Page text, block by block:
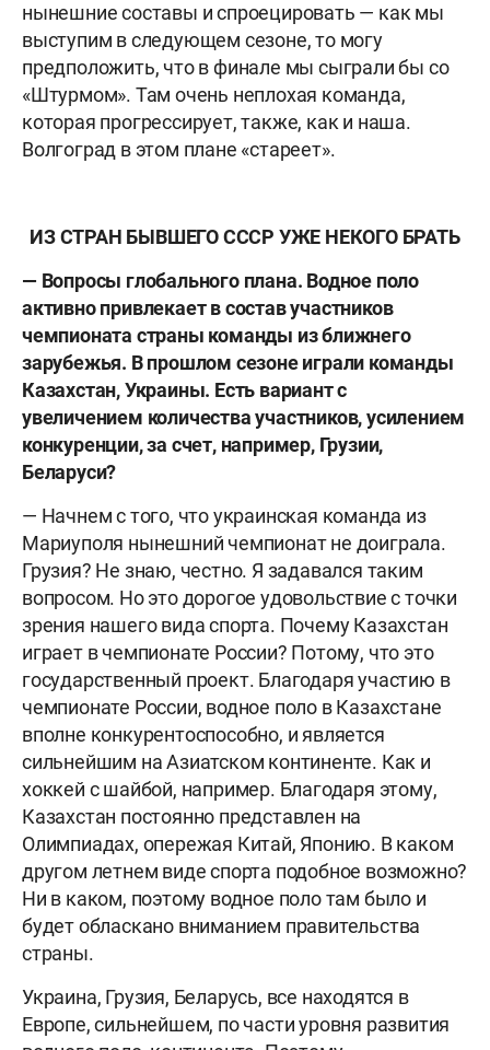
нынешние составы и спроецировать — как мы
выступим в следующем сезоне, то могу
предположить, что в финале мы сыграли бы со
«Штурмом». Там очень неплохая команда,
которая прогрессирует, также, как и наша.
Волгоград в этом плане «стареет».
ИЗ СТРАН БЫВШЕГО СССР УЖЕ НЕКОГО БРАТЬ
— Вопросы глобального плана. Водное поло
активно привлекает в состав участников
чемпионата страны команды из ближнего
зарубежья. В прошлом сезоне играли команды
Казахстан, Украины. Есть вариант с
увеличением количества участников, усилением
конкуренции, за счет, например, Грузии,
Беларуси?
— Начнем с того, что украинская команда из
Мариуполя нынешний чемпионат не доиграла.
Грузия? Не знаю, честно. Я задавался таким
вопросом. Но это дорогое удовольствие с точки
зрения нашего вида спорта. Почему Казахстан
играет в чемпионате России? Потому, что это
государственный проект. Благодаря участию в
чемпионате России, водное поло в Казахстане
вполне конкурентоспособно, и является
сильнейшим на Азиатском континенте. Как и
хоккей с шайбой, например. Благодаря этому,
Казахстан постоянно представлен на
Олимпиадах, опережая Китай, Японию. В каком
другом летнем виде спорта подобное возможно?
Ни в каком, поэтому водное поло там было и
будет обласкано вниманием правительства
страны.
Украина, Грузия, Беларусь, все находятся в
Европе, сильнейшем, по части уровня развития